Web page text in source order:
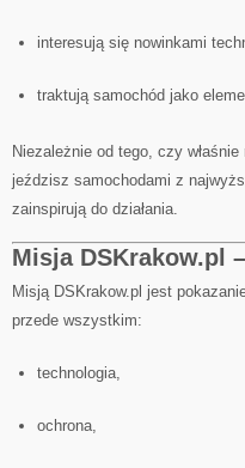
interesują się nowinkami
traktują samochód jako
Niezależnie od tego, czy
jeździsz samochodami z
zainspirują do działania.
Misja DSKrakow.pl
Misją DSKrakow.pl jest
przede wszystkim:
technologia,
ochrona,